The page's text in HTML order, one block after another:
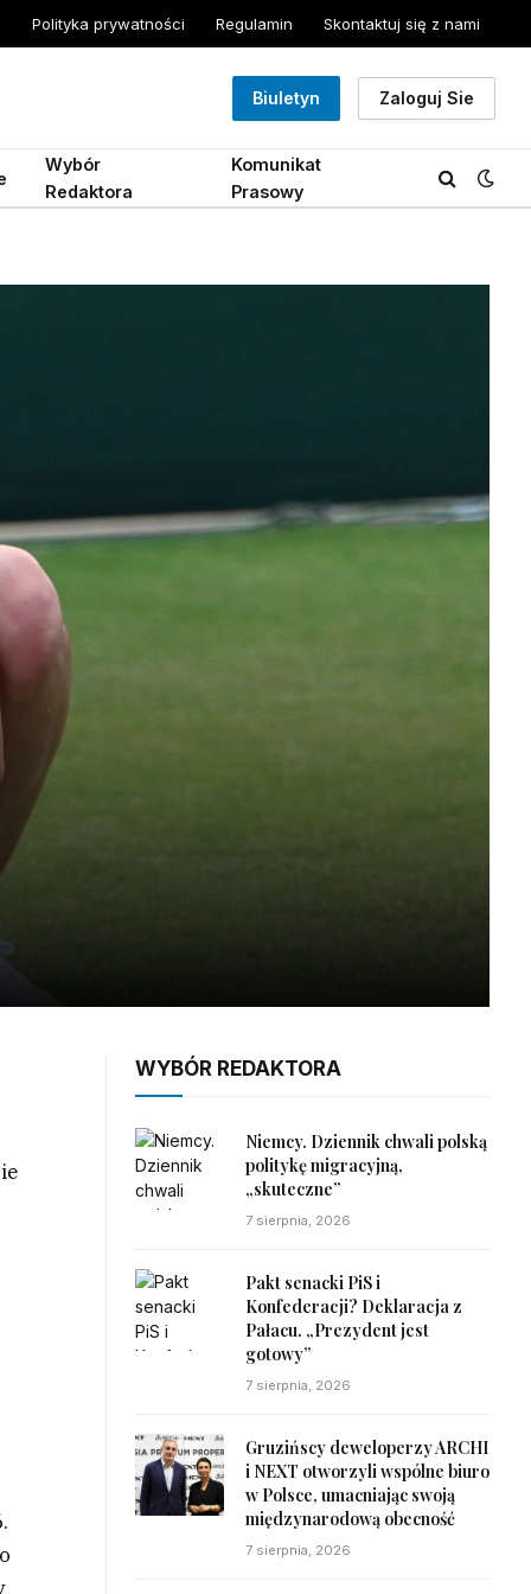
Polityka prywatności Regulamin Skontaktuj się z nami
Biuletyn Zaloguj Sie
Wybór
Redaktora
Komunikat
Prasowy
WYBÓR REDAKTORA
Niemcy. Dziennik chwali polską
politykę migracyjną,
„skuteczne”
7 sierpnia, 2026
Pakt senacki PiS i
Konfederacji? Deklaracja z
Pałacu. „Prezydent jest
gotowy”
7 sierpnia, 2026
Gruzińscy deweloperzy ARCHI
i NEXT otworzyli wspólne biuro
w Polsce, umacniając swoją
międzynarodową obecność
7 sierpnia, 2026